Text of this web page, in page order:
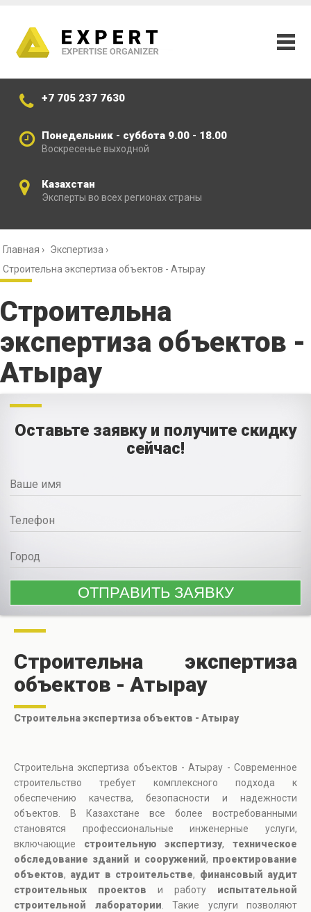
+7 705 237 7630
Понедельник - суббота 9.00 - 18.00
Воскресенье выходной
Казахстан
Эксперты во всех регионах страны
Главная › Экспертиза ›
Строительна экспертиза объектов - Атырау
Строительна
экспертиза объектов -
Атырау
Оставьте заявку и получите скидку
сейчас!
Строительна экспертиза
объектов - Атырау
Строительна экспертиза объектов - Атырау
Строительна экспертиза объектов - Атырау - Современное
строительство требует комплексного подхода к
обеспечению качества, безопасности и надежности
объектов. В Казахстане все более востребованными
становятся профессиональные инженерные услуги,
включающие строительную экспертизу,техническое
обследование зданий и сооружений, проектирование
объектов, аудит в строительстве, финансовый аудит
строительных проектов и работу испытательной
строительной лаборатории . Такие услуги позволяют